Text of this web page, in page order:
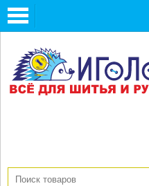
Toggle
navigation